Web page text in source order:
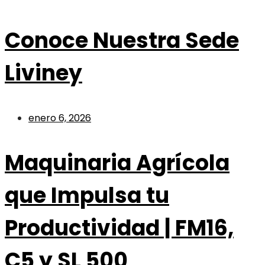
Conoce Nuestra Sede
Liviney
enero 6, 2026
Maquinaria Agrícola
que Impulsa tu
Productividad | FM16,